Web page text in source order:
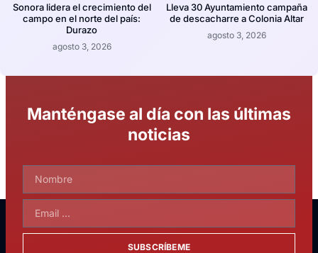
Sonora lidera el crecimiento del
campo en el norte del país:
Durazo
agosto 3, 2026
Lleva 30 Ayuntamiento campaña
de descacharre a Colonia Altar
agosto 3, 2026
Manténgase al día con las últimas
noticias
SUBSCRÍBEME